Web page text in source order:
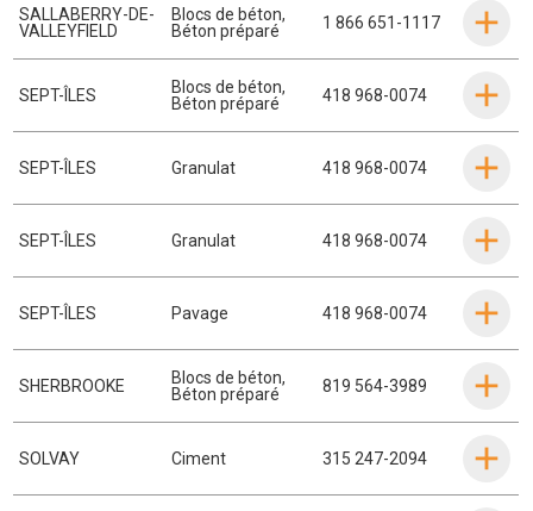
SALLABERRY-DE-
VALLEYFIELD
Blocs de béton,
Béton préparé
1 866 651-1117
SEPT-ÎLES Blocs de béton,
Béton préparé
418 968-0074
SEPT-ÎLES Granulat 418 968-0074
SEPT-ÎLES Granulat 418 968-0074
SEPT-ÎLES Pavage 418 968-0074
SHERBROOKE Blocs de béton,
Béton préparé
819 564-3989
SOLVAY Ciment 315 247-2094